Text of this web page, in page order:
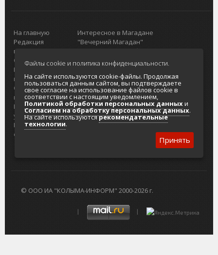
На главную
Редакция
портала
О проекте
Реклама на
портале
Отзывы и
предложения
Интернет-
услуги
Разработка
сайтов
Интересное в Магадане
"Вечерний Магадан"
Городская доска объявлений
Реклама
Главный туристический портал
Колымы
Политика в отношении обработки
персональных данных
Согласие на обработку персональных
данных
© ООО ИА "КОЛЫМА-ИНФОРМ" 2000-2026 г.
Файлы cookie и политика конфиденциальности.
На сайте используются cookie-файлы. Продолжая
пользоваться данным сайтом, вы подтверждаете
свое согласие на использование файлов cookie в
соответствии с настоящим уведомлением,
Политикой обработки персональных данныхи
Согласием на обработку персональных данных.
На сайте используютсярекомендательные
технологии.
Принять